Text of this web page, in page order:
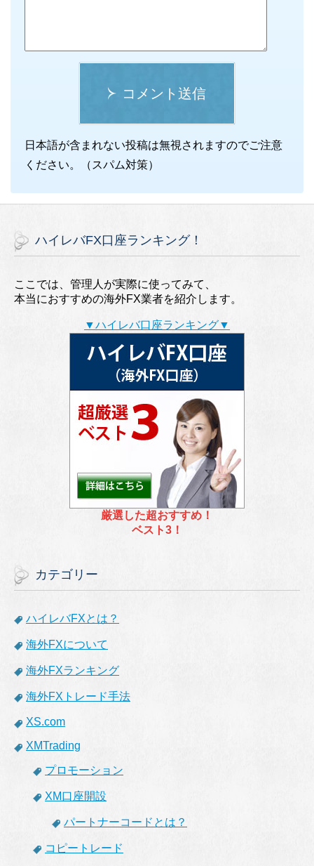
コメント送信
日本語が含まれない投稿は無視されますのでご注意
ください。（スパム対策）
ハイレバFX口座ランキング！
ここでは、管理人が実際に使ってみて、
本当におすすめの海外FX業者を紹介します。
▼ハイレバ口座ランキング▼
厳選した超おすすめ！
ベスト3！
カテゴリー
ハイレバFXとは？
海外FXについて
海外FXランキング
海外FXトレード手法
XS.com
XMTrading
プロモーション
XM口座開設
パートナーコードとは？
コピートレード